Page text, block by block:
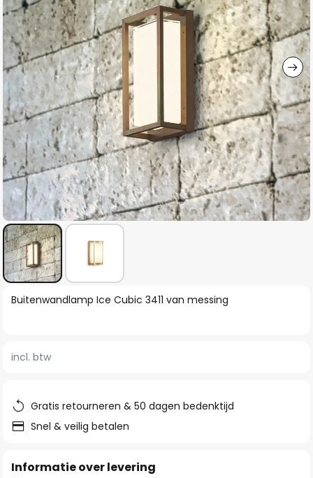
de
afbeeldingen-
gallerij
Ga
van
afbeeldingen-
gallerij
Buitenwandlamp Ice Cubic 3411 van messing
incl. btw
Gratis retourneren & 50 dagen bedenktijd
Snel & veilig betalen
Informatie over levering